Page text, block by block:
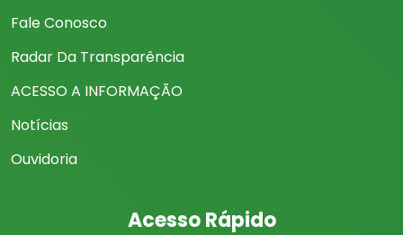
Fale Conosco
Radar Da Transparência
ACESSO A INFORMAÇÃO
Notícias
Ouvidoria
Acesso Rápido